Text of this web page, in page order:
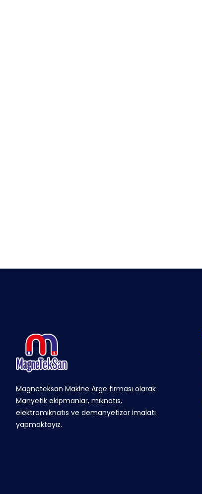
Magneteksan Makine Arge firması olarak
Manyetik ekipmanlar, mıknatıs,
elektromıknatıs ve demanyetizör imalatı
yapmaktayız.